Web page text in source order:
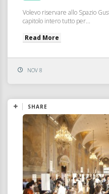
Volevo riservare allo Spazio
capitolo intero tutto per...
Read More
NOV 8
SHARE